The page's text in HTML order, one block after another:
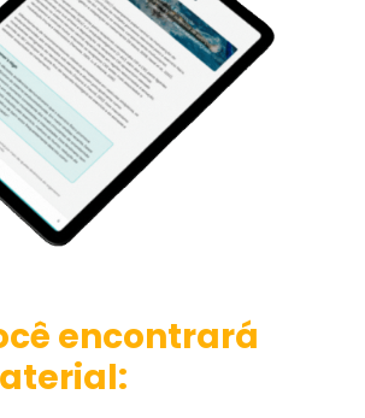
encontrará